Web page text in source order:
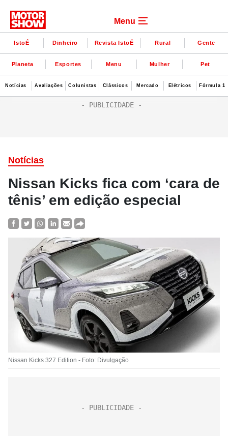
Menu
IstoÉ Dinheiro Revista IstoÉ Rural Gente
Planeta Esportes Menu Mulher Pet
Notícias Avaliações Colunistas Clássicos Mercado Elétricos Fórmula 1
Notícias
Nissan Kicks fica com ‘cara de
tênis’ em edição especial
Nissan Kicks 327 Edition - Foto: Divulgação